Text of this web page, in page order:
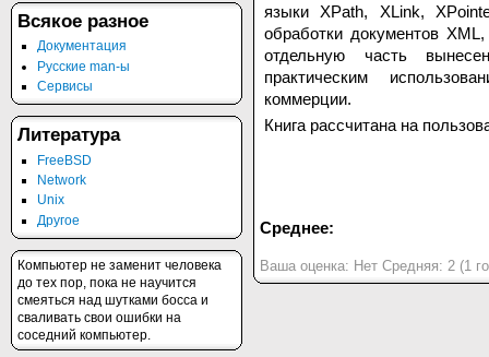
языки XPath, XLink,
обработки документов
отдельную часть
практическим
коммерции.
Книга рассчитана на
Среднее:
Ваша оценка: Нет Средняя: 2 (1
Всякое разное
Документация
Русские man-ы
Сервисы
Литература
FreeBSD
Network
Unix
Другое
Компьютер не заменит человека
до тех пор, пока не научится
смеяться над шутками босса и
сваливать свои ошибки на
соседний компьютер.